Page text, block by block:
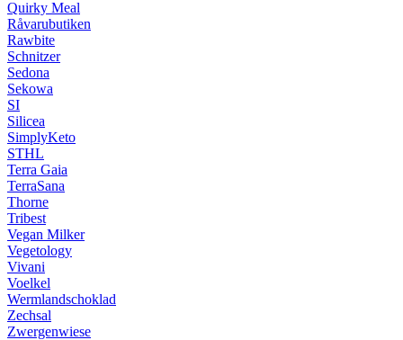
Quirky Meal
Råvarubutiken
Rawbite
Schnitzer
Sedona
Sekowa
SI
Silicea
SimplyKeto
STHL
Terra Gaia
TerraSana
Thorne
Tribest
Vegan Milker
Vegetology
Vivani
Voelkel
Wermlandschoklad
Zechsal
Zwergenwiese